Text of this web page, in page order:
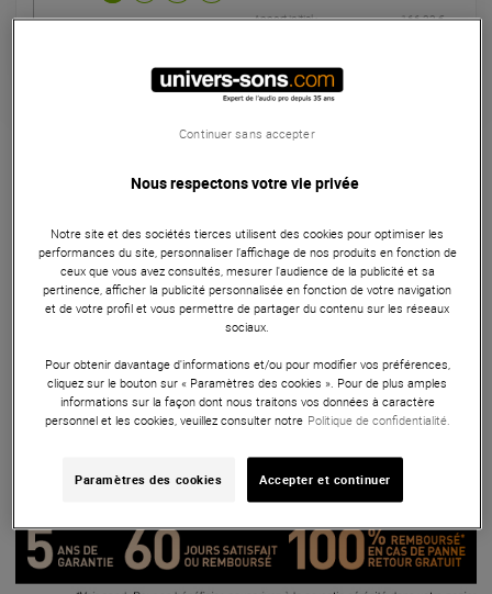
166 Apport initial :
166.33 €
TAEG fixe :
Garantie5 ans
Le Kit sans fil ACT 312II + 2 ACT32T de Mipro, une solution
professionnelle de qualité pour une liberté de mouvement
totale lors de vos performances vocales ou instrumentales.
Ce kit complet comprend un récepteur True Diversity ACT
largeur de bande de 24 MHz pour une excellente stabilité du
signal.
Nous respectons votre vie privée
Notre site et des sociétés tierces utilisent des cookies pour optimiser les
performances du site, personnaliser l’affichage de nos produits en fonction de
ceux que vous avez consultés, mesurer l'audience de la publicité et sa
pertinence, afficher la publicité personnalisée en fonction de votre navigation
et de votre profil et vous permettre de partager du contenu sur les réseaux
sociaux.
Pour obtenir davantage d'informations et/ou pour modifier vos préférences,
cliquez sur le bouton sur « Paramètres des cookies ». Pour de plus amples
informations sur la façon dont nous traitons vos données à caractère
personnel et les cookies, veuillez consulter notre Politique de confidentialité.
Paramètres des cookies Accepter et continuer
Continuer sans accepter